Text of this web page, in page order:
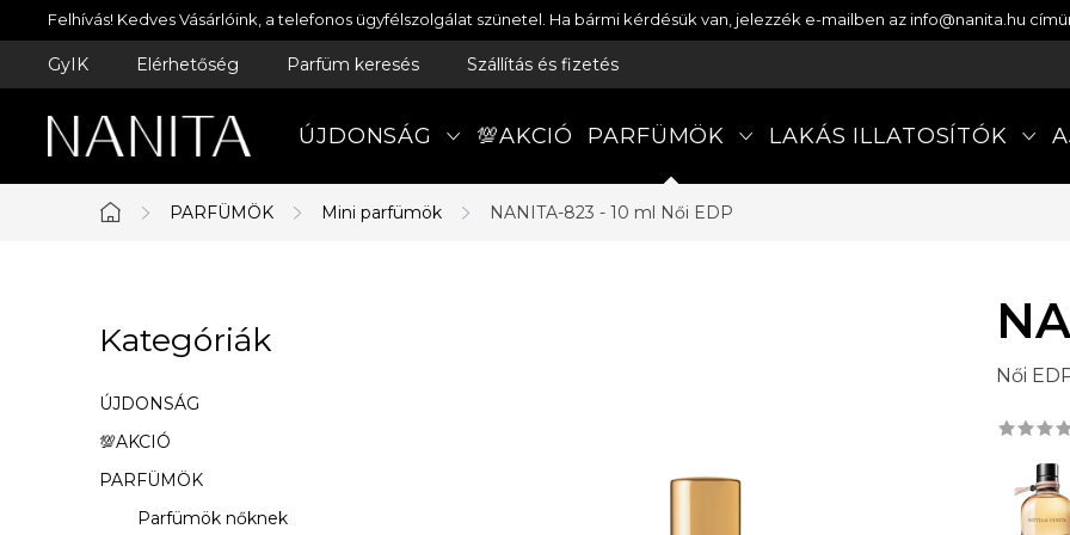
Ugrás
a
Felhívás! Kedves Vásárlóink, a telefonos ügyfélszolgálat szünetel. Ha bármi kérdésük van, jelezzék e-mailben az info@nanita.hu
GyIK Elérhetőség Parfüm keresés Szállítás és fizetés
ÚJDONSÁG 💯AKCIÓ PARFÜMÖK LAKÁS ILLATOSÍTÓK
Kezdőlap
PARFÜMÖK Mini parfümök NANITA-823 - 10 ml Női EDP
l
d
a
l
Kategóriák
átugrása
Kategóriák
ÚJDONSÁG
💯AKCIÓ
PARFÜMÖK
Parfümök nőknek
Női